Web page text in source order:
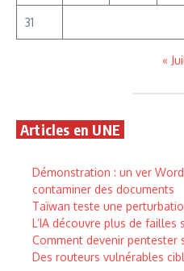
31
«
Articles en UNE
Démonstration : un ver
contaminer des documents
Taïwan teste une
L’IA découvre plus de
Comment devenir pentester
Des routeurs vulnérables